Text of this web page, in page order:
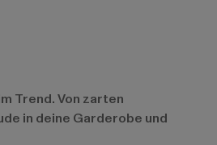
Trend. Von zarten
in deine Garderobe und